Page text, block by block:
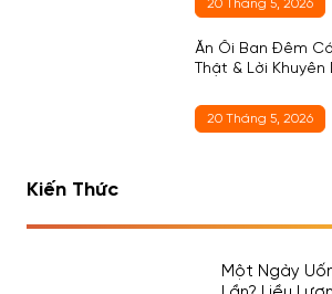
20 Tháng 5, 2026
Ăn Ổi Ban Đêm
Thật & Lời Khuyên
20 Tháng 5, 2026
Kiến Thức
Một Ngày